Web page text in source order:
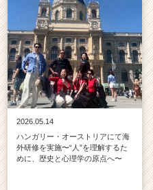
2026.05.14
ハンガリー・オーストリアにて海
外研修を実施〜“人”を理解するた
めに、歴史と心理学の原点へ〜